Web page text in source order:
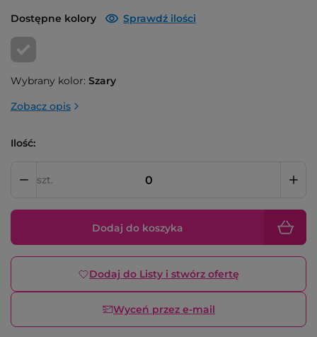
Dostępne kolory Sprawdź ilości
Wybrany kolor: Szary
Zobacz opis
Ilość:
szt.
Dodaj do koszyka
Dodaj do Listy i stwórz ofertę
Wyceń przez e-mail